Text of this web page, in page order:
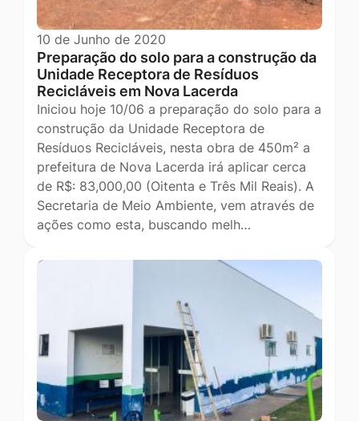
10 de Junho de 2020
Preparação do solo para a construção da
Unidade Receptora de Resíduos
Recicláveis em Nova Lacerda
Iniciou hoje 10/06 a preparação do solo para a
construção da Unidade Receptora de
Resíduos Recicláveis, nesta obra de 450m² a
prefeitura de Nova Lacerda irá aplicar cerca
de R$: 83,000,00 (Oitenta e Três Mil Reais). A
Secretaria de Meio Ambiente, vem através de
ações como esta, buscando melh…